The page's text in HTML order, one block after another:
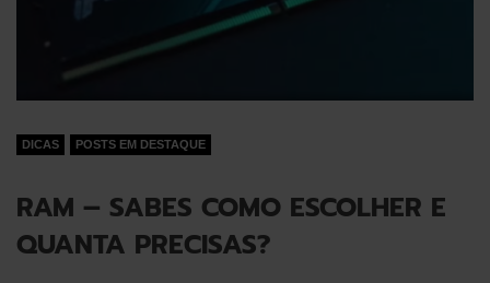
DICAS POSTS EM DESTAQUE
RAM – SABES COMO ESCOLHER E
QUANTA PRECISAS?